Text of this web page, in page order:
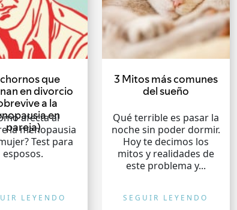
que
en divorcio
a la
en
pareja)
afecta al
la menopausia
Test para
esposos.
LEYENDO
3 Mitos más comunes
del sueño
Qué terrible es pasar la
noche sin poder dormir.
Hoy te decimos los
mitos y realidades de
este problema y...
SEGUIR LEYENDO